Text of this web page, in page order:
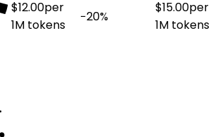
$12.00per
1M tokens
−20%
$15.00per
1M tokens